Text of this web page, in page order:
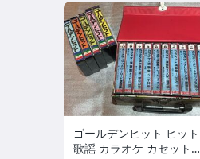
ゴールデンヒット ヒット
歌謡 カラオケ カセットテ